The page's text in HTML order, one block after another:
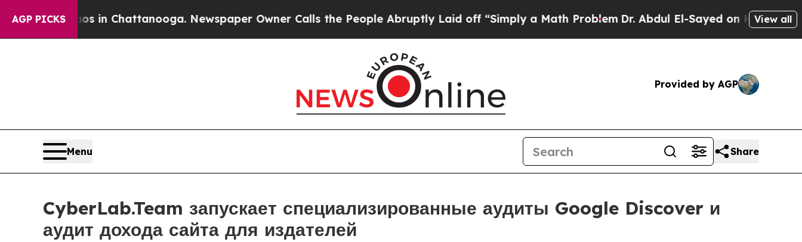
AGP PICKS
in Chattanooga. Newspaper Owner Calls the People Abruptly Laid off “Simply a Math Problem Dr. Abdul El-Sayed on Historic MichiganView all
Provided by AGP
Menu Share
CyberLab.Team запускает специализированные аудиты Google Discover и
аудит дохода сайта для издателей